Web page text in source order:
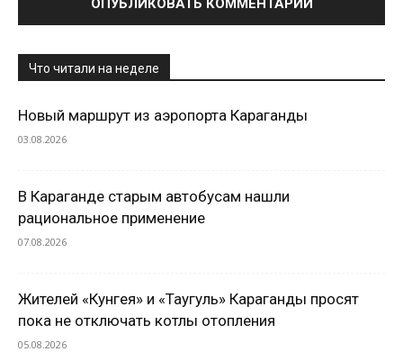
Что читали на неделе
Новый маршрут из аэропорта Караганды
03.08.2026
В Караганде старым автобусам нашли
рациональное применение
07.08.2026
Жителей «Кунгея» и «Таугуль» Караганды просят
пока не отключать котлы отопления
05.08.2026